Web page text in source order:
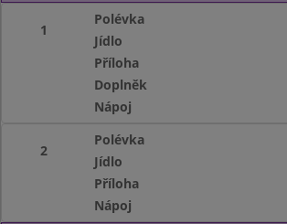
1
Polévka
Jídlo
Příloha
Doplněk
Nápoj
2
Polévka
Jídlo
Příloha
Nápoj